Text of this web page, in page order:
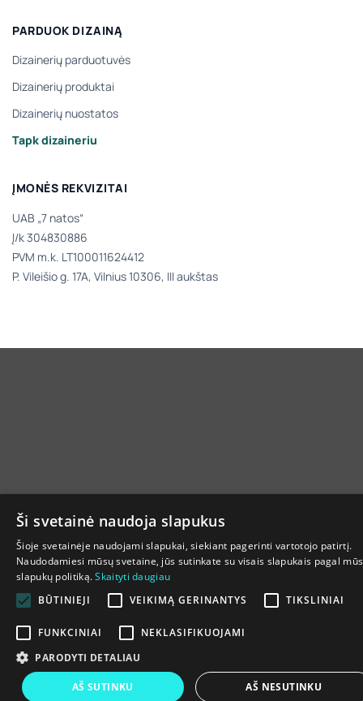
PARDUOK DIZAINĄ
Dizainerių parduotuvės
Dizainerių produktai
Dizainerių nuostatos
Tapk dizaineriu
ĮMONĖS REKVIZITAI
UAB „7 natos“
Į/k 304830886
PVM m.k. LT100011624412
P. Vileišio g. 17A, Vilnius 10306, III aukštas
Ši svetainė naudoja slapukus
Šioje svetainėje naudojami slapukai, siekiant pagerinti vartotojo patirtį.
Naudodamiesi mūsų svetaine, jūs sutinkate su visais slapukais pagal
slapukų politiką.Skaityti daugiau
BŪTINIEJI
VEIKIMĄ GERINANTYS TIKSLINIAI
FUNKCINIAI
NEKLASIFIKUOJAMI
PARODYTI DETALIAU
AŠ SUTINKU AŠ NESUTINKU